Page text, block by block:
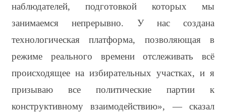
наблюдателей, подготовкой которых мы
занимаемся непрерывно. У нас создана
технологическая платформа, позволяющая в
режиме реального времени отслеживать всё
происходящее на избирательных участках, и я
призываю все политические партии к
конструктивному взаимодействию», — сказал